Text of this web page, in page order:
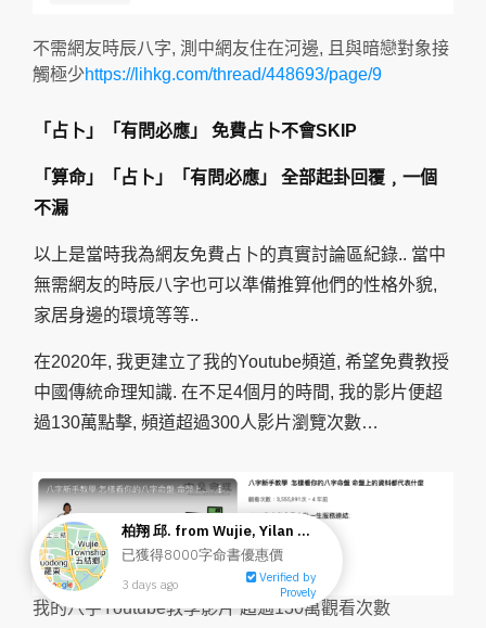
不需網友時辰八字, 測中網友住在河邊, 且與暗戀對象接
觸極少https://lihkg.com/thread/448693/page/9
「占卜」「有問必應」 免費占卜不會SKIP
「算命」「占卜」「有問必應」 全部起卦回覆﹐一個
不漏
以上是當時我為網友免費占卜的真實討論區紀錄.. 當中
無需網友的時辰八字也可以準備推算他們的性格外貌,
家居身邊的環境等等..
在2020年, 我更建立了我的Youtube頻道, 希望免費教授
中國傳統命理知識. 在不足4個月的時間, 我的影片便超
過130萬點擊, 頻道超過300人影片瀏覽次數…
我的八字Youtube教學影片 超過130萬觀看次數